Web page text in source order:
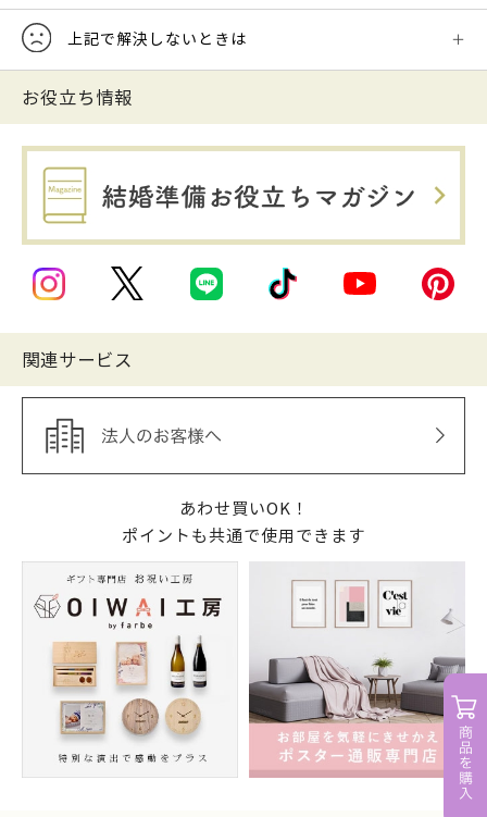
上記で解決しないときは
お役立ち情報
関連サービス
あわせ買いOK！
ポイントも共通で使用できます